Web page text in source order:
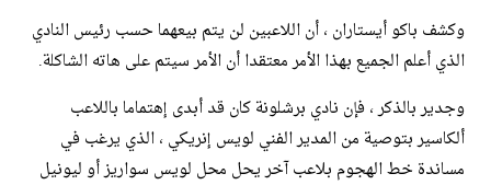
وكشف باكو أيستاران ، أن اللاعبين لن يتم بيعهما حسب رئيس النادي
الذي أعلم الجميع بهذا الأمر معتقدا أن الأمر سيتم على هاته الشاكلة.
وجدير بالذكر ، فإن نادي برشلونة كان قد أبدى إهتماما باللاعب
ألكاسير بتوصية من المدير الفني لويس إنريكي ، الذي يرغب في
مساندة خط الهجوم بلاعب آخر يحل محل لويس سواريز أو ليونيل